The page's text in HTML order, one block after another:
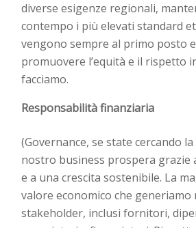
diverse esigenze regionali,
contempo i più elevati standard
vengono sempre al primo posto
promuovere l’equità e il rispetto
facciamo.
Responsabilità finanziaria
(Governance, se state cercando la
nostro business prospera grazie
e a una crescita sostenibile. La
valore economico che
stakeholder, inclusi fornitori,